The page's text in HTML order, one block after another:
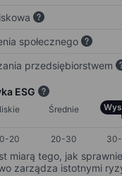
społecznego
przedsiębiorstwem
ESG
Średnie
20 20-30
miarą tego, jak sprawnie
zarządza istotnymi